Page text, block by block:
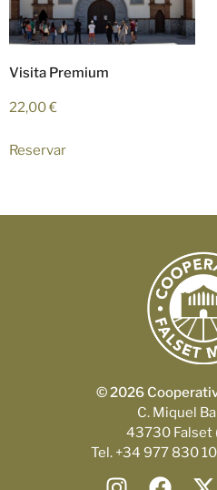
Visita Premium
22,00€
Reservar
© 2026
C. Miquel
43730 Falset
Tel. +34 977 830